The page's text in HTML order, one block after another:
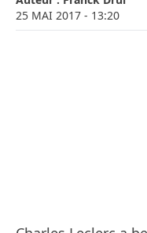
25 MAI 2017 - 13:20